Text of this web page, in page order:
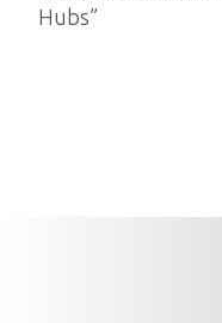
Hubs”